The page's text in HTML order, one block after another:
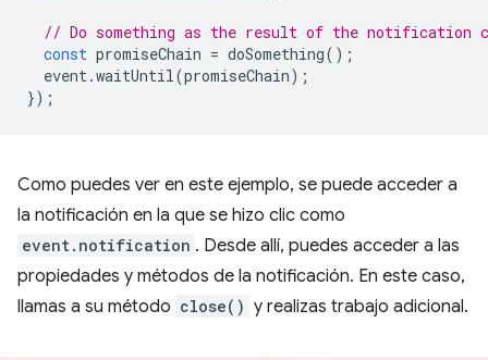
// Do something as the result of the notification
const promiseChain = doSomething();
event.waitUntil(promiseChain);
});
Como puedes ver en este ejemplo, se puede acceder a
la notificación en la que se hizo clic como
event.notification . Desde allí, puedes acceder a las
propiedades y métodos de la notificación. En este caso,
llamas a su método close() y realizas trabajo adicional.